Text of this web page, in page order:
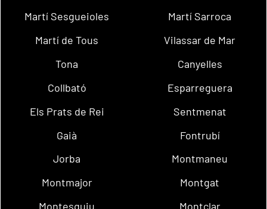
Martí Sesgueioles
Martí Sarroca
Martí de Tous
Vilassar de Mar
Tona
Canyelles
Collbató
Esparreguera
Els Prats de Rei
Sentmenat
Gaià
Fontrubí
Jorba
Montmaneu
Montmajor
Montgat
Montesquiu
Montclar